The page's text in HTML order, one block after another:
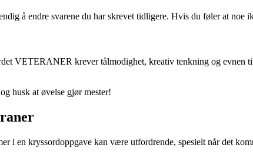
å endre svarene du har skrevet tidligere. Hvis du føler at
VETERANER krever tålmodighet, kreativ tenkning og evnen
husk at øvelse gjør mester!
i en kryssordoppgave kan være utfordrende, spesielt når det